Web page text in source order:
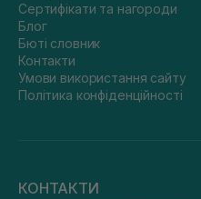
Сертифікати та нагороди
Блог
Бюті словник
Контакти
Умови використання сайту
Політика конфіденційності
КОНТАКТИ